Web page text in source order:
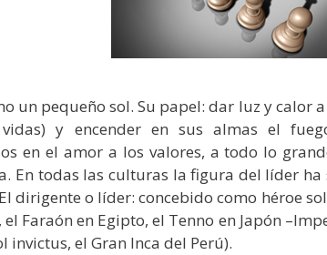
un pequeño sol. Su papel: dar luz y calor
vidas) y encender en sus almas el
en el amor a los valores, a todo lo
En todas las culturas la figura del líder
dirigente o líder: concebido como héroe
Faraón en Egipto, el Tenno en Japón
invictus, el Gran Inca del Perú).